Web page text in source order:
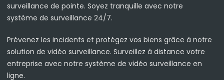
surveillance de pointe. Soyez tranquille avec notre
système de surveillance 24/7.
Prévenez les incidents et protégez vos biens grâce à notre
solution de vidéo surveillance. Surveillez à distance votre
entreprise avec notre système de vidéo surveillance en
ligne.